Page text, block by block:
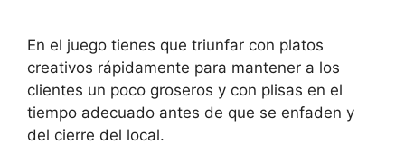
En el juego tienes que triunfar con platos
creativos rápidamente para mantener a los
clientes un poco groseros y con plisas en el
tiempo adecuado antes de que se enfaden y
del cierre del local.